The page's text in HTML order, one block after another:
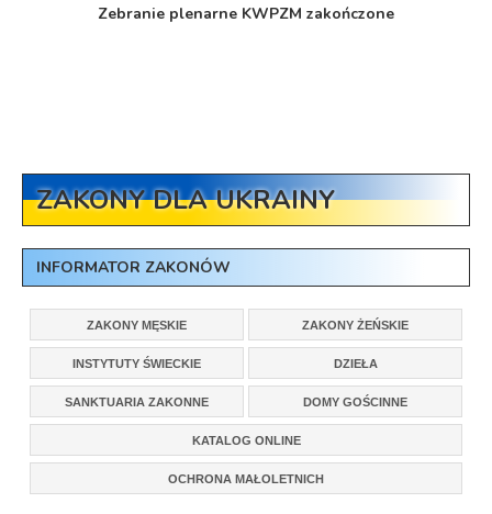
Zebranie plenarne KWPZM zakończone
ZAKONY DLA UKRAINY
INFORMATOR ZAKONÓW
ZAKONY MĘSKIE ZAKONY ŻEŃSKIE
INSTYTUTY ŚWIECKIE DZIEŁA
SANKTUARIA ZAKONNE DOMY GOŚCINNE
KATALOG ONLINE
OCHRONA MAŁOLETNICH